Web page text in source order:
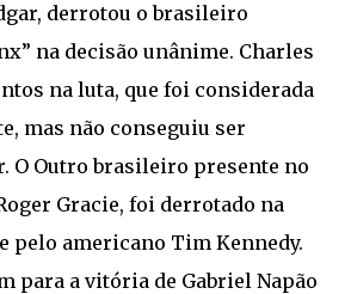
derrotou o brasileiro
na decisão unânime. Charles
na luta, que foi considerada
mas não conseguiu ser
O Outro brasileiro presente no
Gracie, foi derrotado na
pelo americano Tim Kennedy.
para a vitória de Gabriel Napão